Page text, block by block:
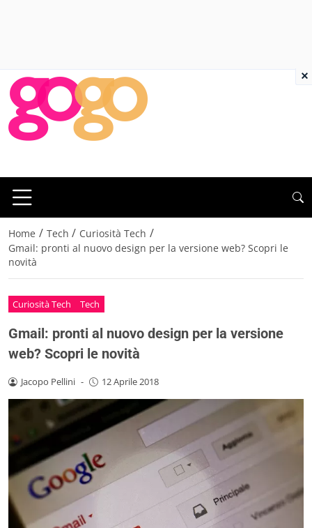
Home / Tech / Curiosità Tech /
Gmail: pronti al nuovo design per la versione web? Scopri le
novità
Curiosità Tech Tech
Gmail: pronti al nuovo design per la versione
web? Scopri le novità
Jacopo Pellini - 12 Aprile 2018
×